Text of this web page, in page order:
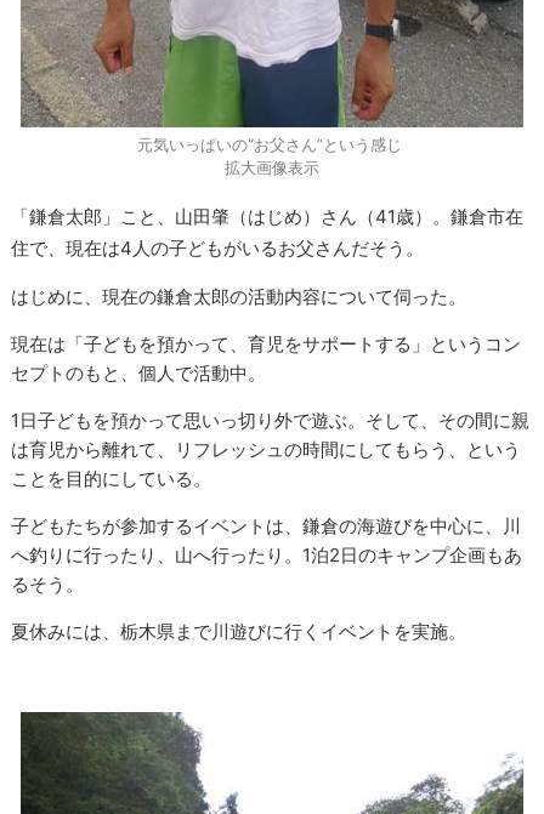
元気いっぱいの“お父さん”という感じ
拡大画像表示
「鎌倉太郎」こと、山田肇（はじめ）さん（41歳）。鎌倉市在
住で、現在は4人の子どもがいるお父さんだそう。
はじめに、現在の鎌倉太郎の活動内容について伺った。
現在は「子どもを預かって、育児をサポートする」というコン
セプトのもと、個人で活動中。
1日子どもを預かって思いっ切り外で遊ぶ。そして、その間に親
は育児から離れて、リフレッシュの時間にしてもらう、という
ことを目的にしている。
子どもたちが参加するイベントは、鎌倉の海遊びを中心に、川
へ釣りに行ったり、山へ行ったり。1泊2日のキャンプ企画もあ
るそう。
夏休みには、栃木県まで川遊びに行くイベントを実施。